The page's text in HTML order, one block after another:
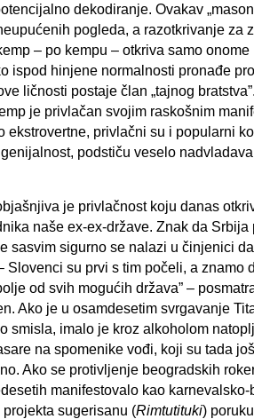
dekodiranje. Ovakav
pogleda, a razotkrivanje za
– po kempu – otkriva samo
ispod hinjene normalnosti pronađe
ličnosti postaje član „tajnog
je privlačan svojim raskošnim
ekstrovertne, privlačni su i popularni
podstiču veselo
je privlačnost koju danas
naše ex-ex-države. Znak da Srbija
sasvim sigurno se nalazi u činjenici
Slovenci su prvi s tim počeli, a znamo
od svih mogućih država” –
Ako je u osamdesetim svrgavanje
smisla, imalo je kroz alkoholom
na spomenike vođi, koji su tada
Ako se protivljenje beogradskih
manifestovalo kao
sugerisanu (Rimtutituki)